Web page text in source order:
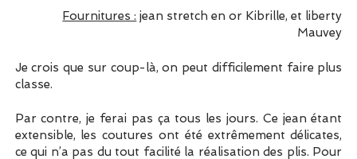
Fournitures : jean stretch en or Kibrille, et liberty
Mauvey
Je crois que sur coup-là, on peut difficilement faire plus
classe.
Par contre, je ferai pas ça tous les jours. Ce jean étant
extensible, les coutures ont été extrêmement délicates,
ce qui n’a pas du tout facilité la réalisation des plis. Pour